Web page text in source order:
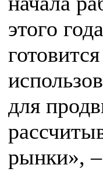
этого
для
рынки»,